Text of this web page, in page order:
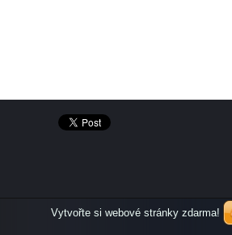
Vytvořte si webové stránky zdarma!